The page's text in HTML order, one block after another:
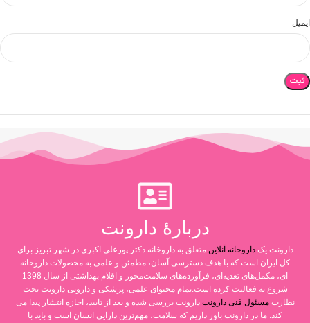
ایمیل
دربارۀ دارونت
دارونت یکداروخانه آنلاین متعلق به داروخانه دکتر پورعلی اکبری در شهر تبریز برای
کل ایران است که با هدف دسترسی آسان، مطمئن و علمی به محصولات داروخانه
ای، مکمل‌های تغذیه‌ای، فرآورده‌های سلامت‌محور و اقلام بهداشتی از سال 1398
شروع به فعالیت کرده است.تمام محتوای علمی، پزشکی و دارویی دارونت تحت
نظارتمسئول فنی دارونت دارونت بررسی شده و بعد از تایید، اجازه انتشار پیدا می
کند. ما در دارونت باور داریم که سلامت، مهم‌ترین دارایی انسان است و باید با